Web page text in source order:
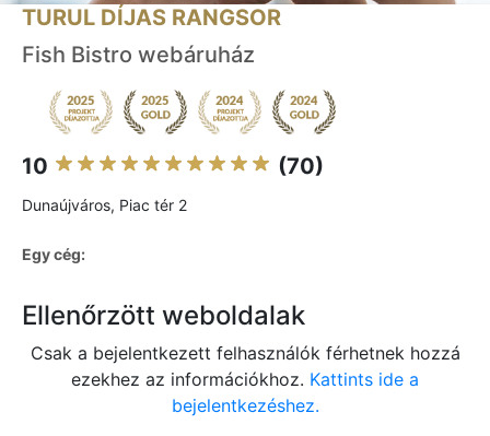
TURUL DÍJAS RANGSOR
Fish Bistro webáruház
10 (70)
Dunaújváros, Piac tér 2
Egy cég:
Ellenőrzött weboldalak
Csak a bejelentkezett felhasználók férhetnek hozzá
ezekhez az információkhoz. Kattints ide a
bejelentkezéshez.